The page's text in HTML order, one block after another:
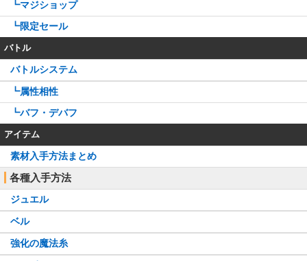
┗マジショップ
┗限定セール
バトル
バトルシステム
┗属性相性
┗バフ・デバフ
アイテム
素材入手方法まとめ
各種入手方法
ジュエル
ベル
強化の魔法糸